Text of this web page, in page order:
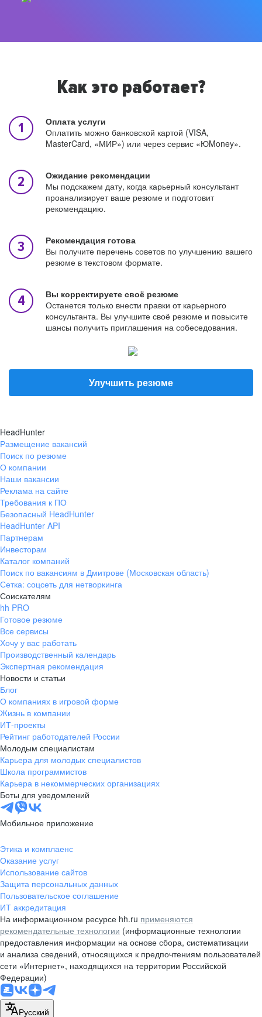
Как это работает?
Оплата услуги
Оплатить можно банковской картой (VISA,
MasterCard, «МИР») или через сервис «ЮMoney».
Ожидание рекомендации
Мы подскажем дату, когда карьерный консультант
проанализирует ваше резюме и подготовит
рекомендацию.
Рекомендация готова
Вы получите перечень советов по улучшению вашего
резюме в текстовом формате.
Вы корректируете своё резюме
Останется только внести правки от карьерного
консультанта. Вы улучшите своё резюме и повысите
шансы получить приглашения на собеседования.
Улучшить резюме
HeadHunter
Размещение вакансий
Поиск по резюме
О компании
Наши вакансии
Реклама на сайте
Требования к ПО
Безопасный HeadHunter
HeadHunter API
Партнерам
Инвесторам
Каталог компаний
Поиск по вакансиям в Дмитрове (Московская область)
Сетка: соцсеть для нетворкинга
Соискателям
hh PRO
Готовое резюме
Все сервисы
Хочу у вас работать
Производственный календарь
Экспертная рекомендация
Новости и статьи
Блог
О компаниях в игровой форме
Жизнь в компании
ИТ-проекты
Рейтинг работодателей России
Молодым специалистам
Карьера для молодых специалистов
Школа программистов
Карьера в некоммерческих организациях
Боты для уведомлений
Мобильное приложение
Этика и комплаенс
Оказание услуг
Использование сайтов
Защита персональных данных
Пользовательское соглашение
ИТ аккредитация
На информационном ресурсе hh.ru применяются
рекомендательные технологии (информационные технологии
предоставления информации на основе сбора, систематизации
и анализа сведений, относящихся к предпочтениям пользователей
сети «Интернет», находящихся на территории Российской
Федерации)
Русский